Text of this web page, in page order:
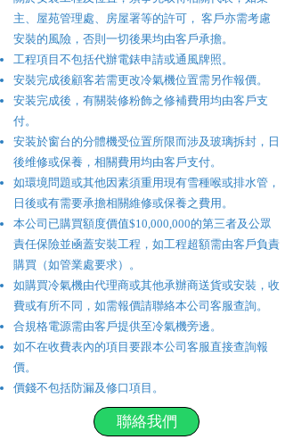
主、屋苑管理處、房屋署等的許可， 客戶亦需考慮
安裝的風險，否則一切後果均由客戶承擔。
工程項目不包括代辦電錶申請或通風牌照。
安裝完成後顧客若需更改冷氣機位置需另作報價。
安装完成後，有關裝修粉飾之修補費用均由客戶支
付。
安装於窗台的分體機受位置所限而涉及玻璃拆封，日
後维修或保養，相關費用均由客戶支付。
如環境問題或其他因素須重用現有雪種喉或排水管，
日後或有需要承擔相關維修或保養之費用。
本公司已購買額度價值$10,000,000的第三者及公眾
責任保險並凾蓋安裝工程，如工程超額需由客戶負責
購買（如管業處要求）。
如購買冷氣機由代理商或其他承辦商送貨或安裝，收
費或有所不同，如需報價請聯絡本公司客服查詢。
合規格電源需由客戶提供至冷氣機旁邊。
如不在收費表內的項目要跟本公司客服直接查詢報
價。
價錢不包括防漏及修口項目。
聯絡我們